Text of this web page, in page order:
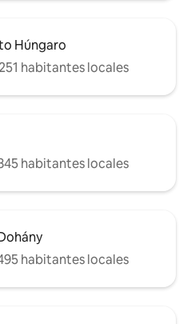
Húngaro
habitantes locales
habitantes locales
habitantes locales